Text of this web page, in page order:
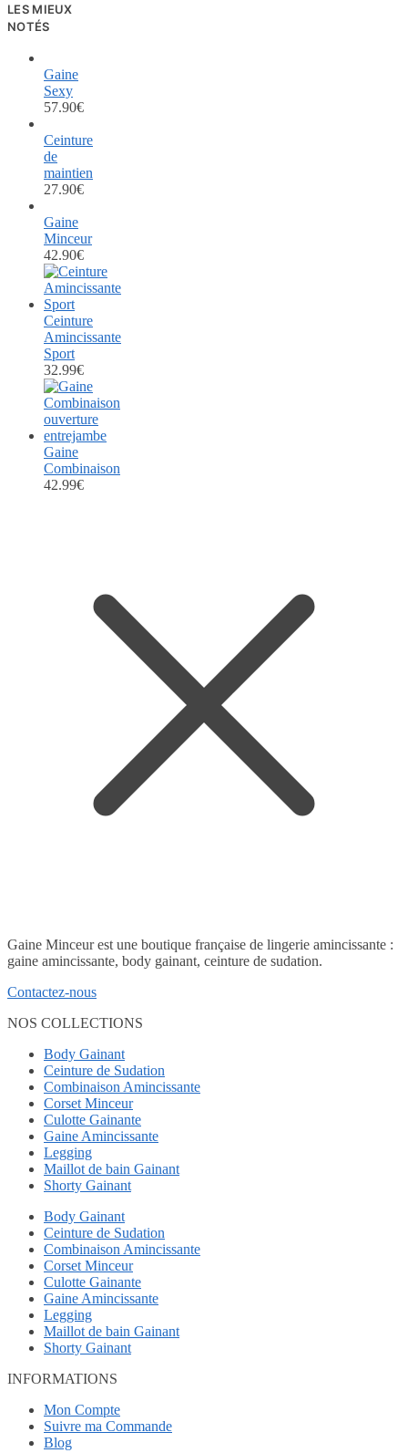
LES MIEUX
NOTÉS
Gaine
Sexy
57.90€
Ceinture
de
maintien
27.90€
Gaine
Minceur
42.90€
Ceinture
Amincissante
Sport
32.99€
Gaine
Combinaison
42.99€
Gaine Minceur est une boutique française de lingerie amincissante :
gaine amincissante, body gainant, ceinture de sudation.
Contactez-nous
NOS COLLECTIONS
Body Gainant
Ceinture de Sudation
Combinaison Amincissante
Corset Minceur
Culotte Gainante
Gaine Amincissante
Legging
Maillot de bain Gainant
Shorty Gainant
Body Gainant
Ceinture de Sudation
Combinaison Amincissante
Corset Minceur
Culotte Gainante
Gaine Amincissante
Legging
Maillot de bain Gainant
Shorty Gainant
INFORMATIONS
Mon Compte
Suivre ma Commande
Blog